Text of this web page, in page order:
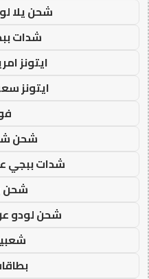
شحن يلا
شدات
ايتونز
ايتونز
شحن
شدات ببجي
شحن
شحن لودو